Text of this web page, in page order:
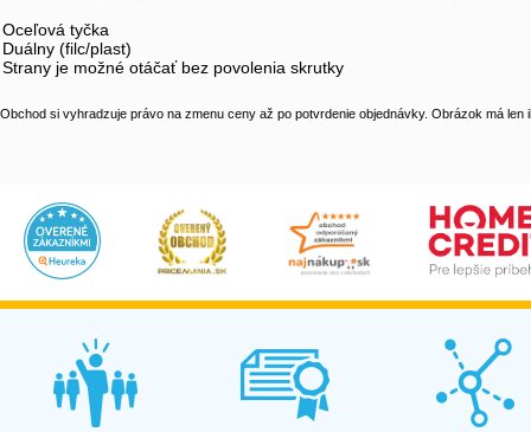
Oceľová tyčka
Duálny (filc/plast)
Strany je možné otáčať bez povolenia skrutky
Obchod si vyhradzuje právo na zmenu ceny až po potvrdenie objednávky. Obrázok má len